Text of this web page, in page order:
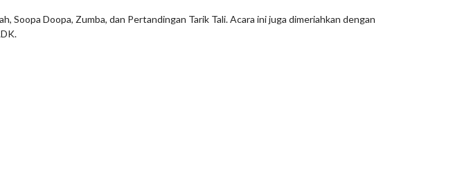
Doopa, Zumba, dan Pertandingan Tarik Tali. Acara ini juga dimeriahkan dengan